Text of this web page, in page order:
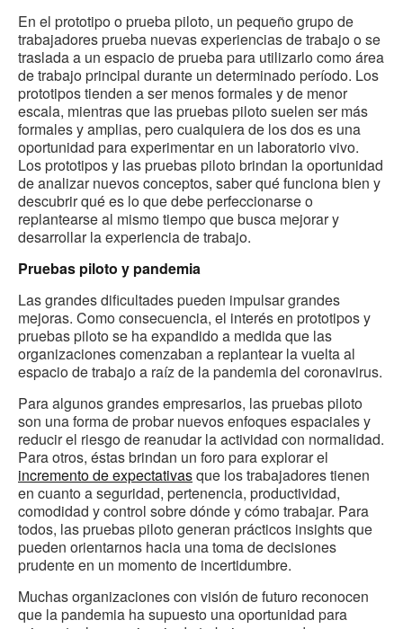
En el prototipo o prueba piloto, un pequeño grupo de
trabajadores prueba nuevas experiencias de trabajo o se
traslada a un espacio de prueba para utilizarlo como área
de trabajo principal durante un determinado período. Los
prototipos tienden a ser menos formales y de menor
escala, mientras que las pruebas piloto suelen ser más
formales y amplias, pero cualquiera de los dos es una
oportunidad para experimentar en un laboratorio vivo.
Los prototipos y las pruebas piloto brindan la oportunidad
de analizar nuevos conceptos, saber qué funciona bien y
descubrir qué es lo que debe perfeccionarse o
replantearse al mismo tiempo que busca mejorar y
desarrollar la experiencia de trabajo.
Pruebas piloto y pandemia
Las grandes dificultades pueden impulsar grandes
mejoras. Como consecuencia, el interés en prototipos y
pruebas piloto se ha expandido a medida que las
organizaciones comenzaban a replantear la vuelta al
espacio de trabajo a raíz de la pandemia del coronavirus.
Para algunos grandes empresarios, las pruebas piloto
son una forma de probar nuevos enfoques espaciales y
reducir el riesgo de reanudar la actividad con normalidad.
Para otros, éstas brindan un foro para explorar el
incremento de expectativasque los trabajadores tienen
en cuanto a seguridad, pertenencia, productividad,
comodidad y control sobre dónde y cómo trabajar. Para
todos, las pruebas piloto generan prácticos insights que
pueden orientarnos hacia una toma de decisiones
prudente en un momento de incertidumbre.
Muchas organizaciones con visión de futuro reconocen
que la pandemia ha supuesto una oportunidad para